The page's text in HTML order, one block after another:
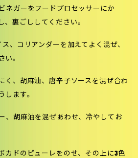
ネガーをフードプロセッサーにか
、裏ごししてください。
、コリアンダーを加えてよく混ぜ、
い。
く、胡麻油、唐辛子ソースを混ぜ合わ
します。
、胡麻油を混ぜあわせ、冷やしてお
カドのピューレをのせ、その上に3色